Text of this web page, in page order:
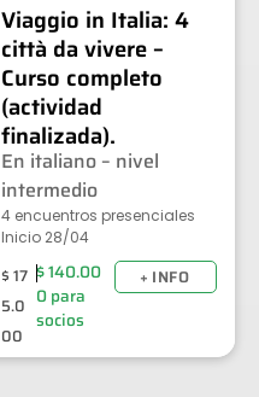
Viaggio in Italia: 4
città da vivere –
Curso completo
(actividad
finalizada).
En italiano – nivel
intermedio
4 encuentros presenciales
Inicio 28/04
$17
5.0
00
$140.00
0para
socios
+ INFO